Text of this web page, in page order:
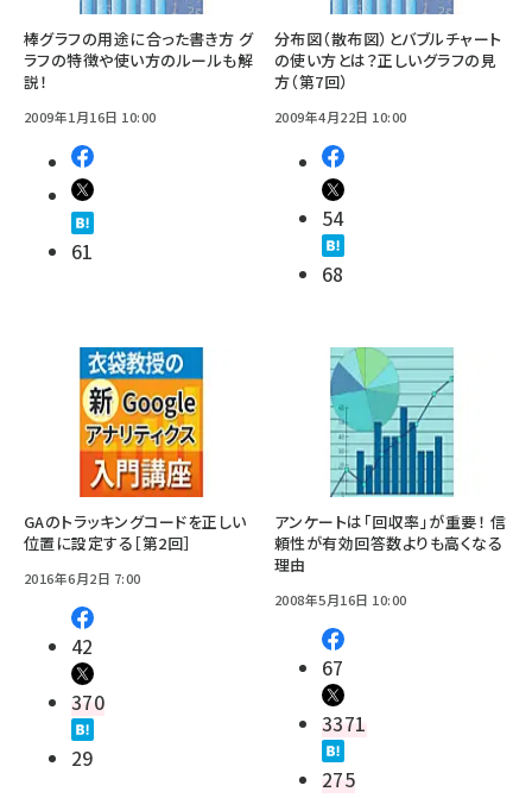
棒グラフの用途に合った書き方 グ
ラフの特徴や使い方のルールも解
説！
2009年1月16日 10:00
61
分布図（散布図）とバブルチャート
の使い方とは？正しいグラフの見
方（第7回）
2009年4月22日 10:00
54
68
GAのトラッキングコードを正しい
位置に設定する［第2回］
2016年6月2日 7:00
42
370
29
アンケートは「回収率」が重要！ 信
頼性が有効回答数よりも高くなる
理由
2008年5月16日 10:00
67
3371
275